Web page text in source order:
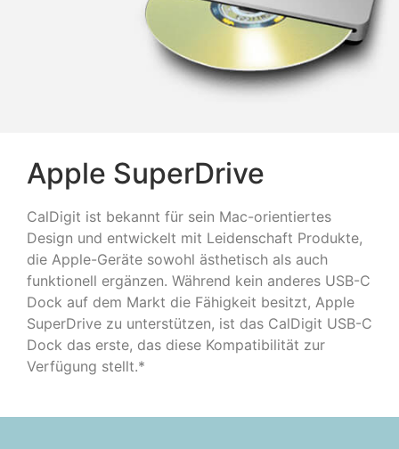
Apple SuperDrive
CalDigit ist bekannt für sein Mac-orientiertes
Design und entwickelt mit Leidenschaft Produkte,
die Apple-Geräte sowohl ästhetisch als auch
funktionell ergänzen. Während kein anderes USB-C
Dock auf dem Markt die Fähigkeit besitzt, Apple
SuperDrive zu unterstützen, ist das CalDigit USB-C
Dock das erste, das diese Kompatibilität zur
Verfügung stellt.*